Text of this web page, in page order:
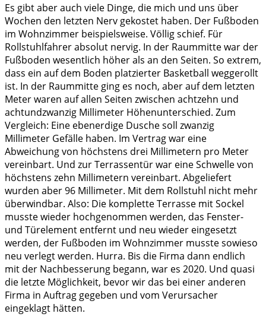
Es gibt aber auch viele Dinge, die mich und uns über
Wochen den letzten Nerv gekostet haben. Der Fußboden
im Wohnzimmer beispielsweise. Völlig schief. Für
Rollstuhlfahrer absolut nervig. In der Raummitte war der
Fußboden wesentlich höher als an den Seiten. So extrem,
dass ein auf dem Boden platzierter Basketball weggerollt
ist. In der Raummitte ging es noch, aber auf dem letzten
Meter waren auf allen Seiten zwischen achtzehn und
achtundzwanzig Millimeter Höhenunterschied. Zum
Vergleich: Eine ebenerdige Dusche soll zwanzig
Millimeter Gefälle haben. Im Vertrag war eine
Abweichung von höchstens drei Millimetern pro Meter
vereinbart. Und zur Terrassentür war eine Schwelle von
höchstens zehn Millimetern vereinbart. Abgeliefert
wurden aber 96 Millimeter. Mit dem Rollstuhl nicht mehr
überwindbar. Also: Die komplette Terrasse mit Sockel
musste wieder hochgenommen werden, das Fenster-
und Türelement entfernt und neu wieder eingesetzt
werden, der Fußboden im Wohnzimmer musste sowieso
neu verlegt werden. Hurra. Bis die Firma dann endlich
mit der Nachbesserung begann, war es 2020. Und quasi
die letzte Möglichkeit, bevor wir das bei einer anderen
Firma in Auftrag gegeben und vom Verursacher
eingeklagt hätten.